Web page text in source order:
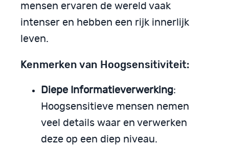
mensen ervaren de wereld vaak
intenser en hebben een rijk innerlijk
leven.
Kenmerken van Hoogsensitiviteit:
Diepe Informatieverwerking:
Hoogsensitieve mensen nemen
veel details waar en verwerken
deze op een diep niveau.